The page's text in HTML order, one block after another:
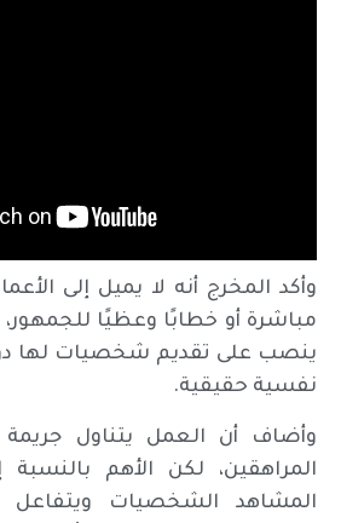
وأكد المخرج أنه لا يميل إلى
مباشرة أو خطابًا وعظيًا
ينصب على تقديم شخصيات لها
نفسية حقيقية.
وأضاف أن العمل يتناول
المراهقين، لكن الأهم
المشاهد الشخصيات ويتفاعل